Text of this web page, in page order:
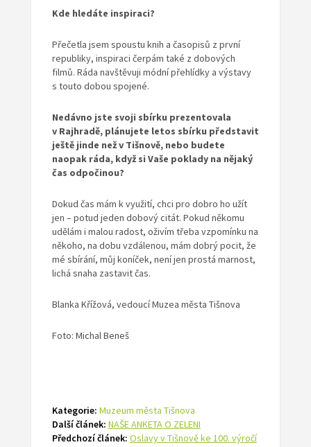
Kde hledáte inspiraci?
Přečetla jsem spoustu knih a časopisů z první
republiky, inspiraci čerpám také z dobových
filmů. Ráda navštěvuji módní přehlídky a výstavy
s touto dobou spojené.
Nedávno jste svoji sbírku prezentovala
v Rajhradě, plánujete letos sbírku představit
ještě jinde než v Tišnově, nebo budete
naopak ráda, když si Vaše poklady na nějaký
čas odpočinou?
Dokud čas mám k využití, chci pro dobro ho užít
jen – potud jeden dobový citát. Pokud někomu
udělám i malou radost, oživím třeba vzpomínku na
někoho, na dobu vzdálenou, mám dobrý pocit, že
mé sbírání, můj koníček, není jen prostá marnost,
lichá snaha zastavit čas.
Blanka Křížová, vedoucí Muzea města Tišnova
Foto: Michal Beneš
Kategorie: Muzeum města Tišnova
Další článek: NAŠE ANKETA O ZELENI
Předchozí článek: Oslavy v Tišnově ke 100. výročí